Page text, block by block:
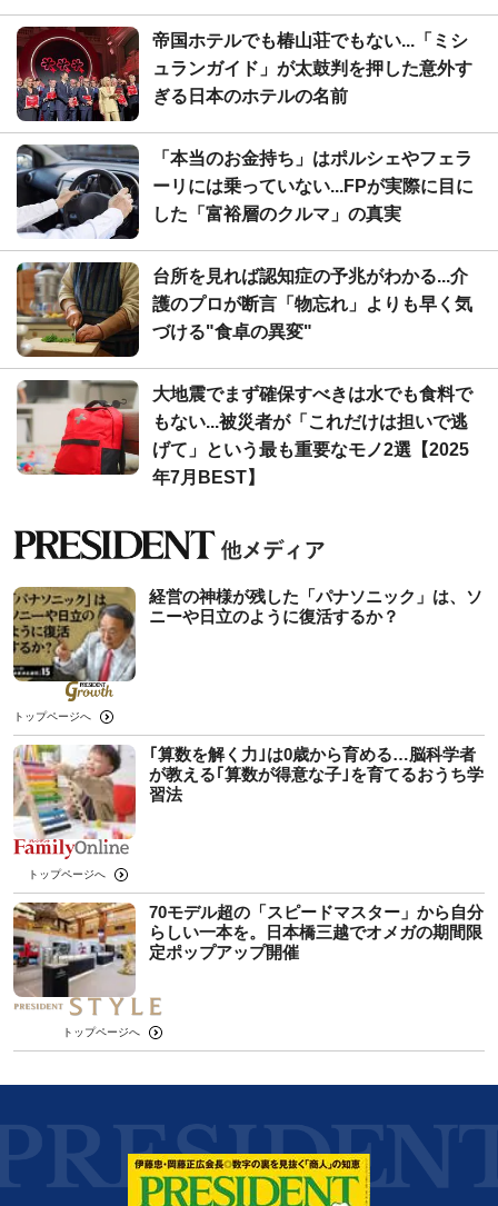
帝国ホテルでも椿山荘でもない...「ミシ
ュランガイド」が太鼓判を押した意外す
ぎる日本のホテルの名前
「本当のお金持ち」はポルシェやフェラ
ーリには乗っていない...FPが実際に目に
した「富裕層のクルマ」の真実
台所を見れば認知症の予兆がわかる...介
護のプロが断言「物忘れ」よりも早く気
づける"食卓の異変"
大地震でまず確保すべきは水でも食料で
もない...被災者が「これだけは担いで逃
げて」という最も重要なモノ2選【2025
年7月BEST】
経営の神様が残した「パナソニック」は、ソ
ニーや日立のように復活するか？
トップページへ
｢算数を解く力｣は0歳から育める…脳科学者
が教える｢算数が得意な子｣を育てるおうち学
習法
トップページへ
70モデル超の「スピードマスター」から自分
らしい一本を。日本橋三越でオメガの期間限
定ポップアップ開催
トップページへ